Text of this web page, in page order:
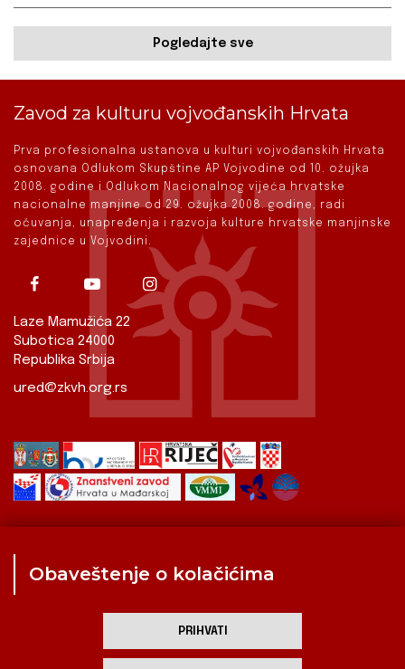
Pogledajte sve
Zavod za kulturu vojvođanskih Hrvata
Prva profesionalna ustanova u kulturi vojvođanskih Hrvata
osnovana Odlukom Skupštine AP Vojvodine od 10. ožujka
2008. godine i Odlukom Nacionalnog vijeća hrvatske
nacionalne manjine od 29. ožujka 2008. godine, radi
očuvanja, unapređenja i razvoja kulture hrvatske manjinske
zajednice u Vojvodini.
Laze Mamužića 22
Subotica 24000
Republika Srbija
ured@zkvh.org.rs
Kulturna scena
Obaveštenje o kolačićima
PRIHVATI